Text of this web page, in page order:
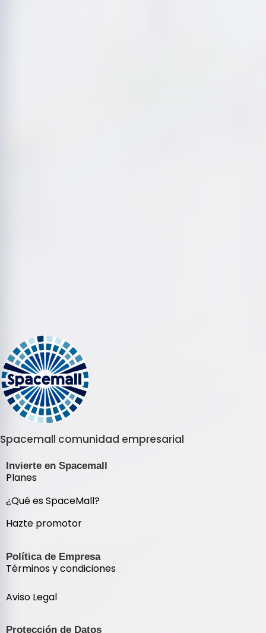
Spacemall comunidad empresarial
Invierte en Spacemall
Planes
¿Qué es SpaceMall?
Hazte promotor
Política de Empresa
Términos y condiciones
Aviso Legal
Protección de Datos